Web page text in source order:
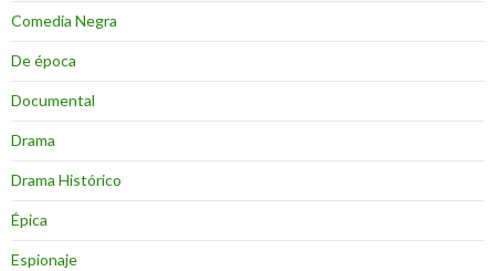
Comedia Negra
De época
Documental
Drama
Drama Histórico
Épica
Espionaje